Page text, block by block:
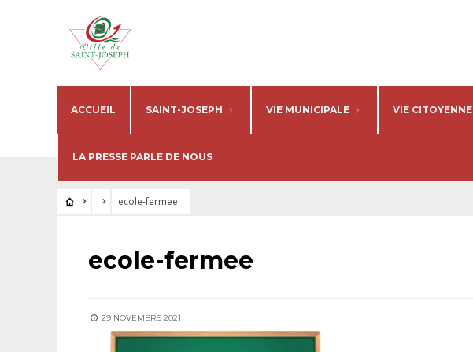
ACCUEIL SAINT-JOSEPH VIE MUNICIPALE VIE CITOYENNE
LA PRESSE PARLE DE NOUS
ecole-fermee
ecole-fermee
29 NOVEMBRE 2021